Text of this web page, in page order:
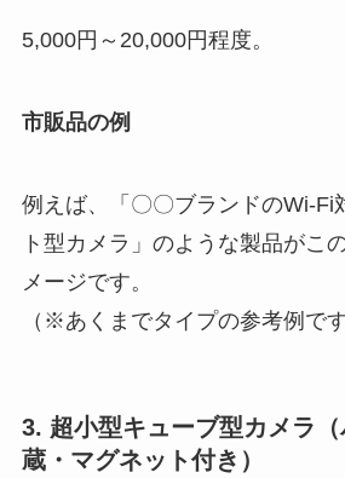
5,000円～20,000円程度。
市販品の例
例えば、「〇〇ブランドのWi-Fi
ト型カメラ」のような製品がこ
メージです。
（※あくまでタイプの参考例です
3. 超小型キューブ型カメラ
蔵・マグネット付き）